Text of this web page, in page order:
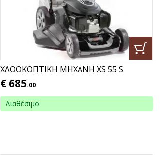
ΧΛΟΟΚΟΠΤΙΚΗ ΜΗΧΑΝΗ XS 55 S
€ 685.00
Διαθέσιμο